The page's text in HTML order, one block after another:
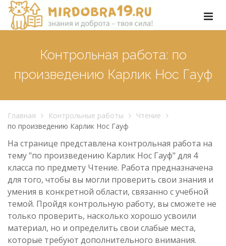
Контрольная работа: по
произведению Карлик Нос Гауф
Главная Контрольные работы
Чтение
по произведению Карлик Нос Гауф
На странице представлена контрольная работа на
тему "по произведению Карлик Нос Гауф" для 4
класса по предмету Чтение. Работа предназначена
для того, чтобы вы могли проверить свои знания и
умения в конкретной области, связанно с учебной
темой. Пройдя контрольную работу, вы сможете не
только проверить, насколько хорошо усвоили
материал, но и определить свои слабые места,
которые требуют дополнительного внимания.